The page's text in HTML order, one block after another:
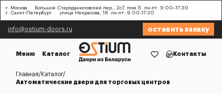
г. Москва
Большой Староданиловский пер., 2с7, пом.5. пн-пт: 9:00–17:30
г. Санкт-Петербург
улица Некрасова, 18. пн-пт: 9:00-17:30
info@ostium-doors.ru оставить заявку
Меню Каталог Контакты
Главная
Каталог
Автоматические двери для торговых центров